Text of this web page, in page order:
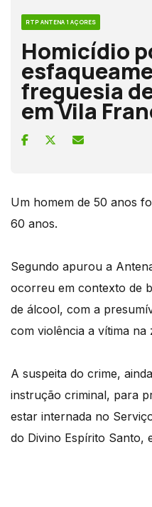
RTP ANTENA 1 AÇORES
Homicídio
freguesia
em Vila
Um homem de 50 anos
60 anos.
Segundo apurou a
ocorreu em contexto de
de álcool, com a
com violência a vítima
A suspeita do crime,
instrução criminal, para
estar internada no
do Divino Espírito Santo,